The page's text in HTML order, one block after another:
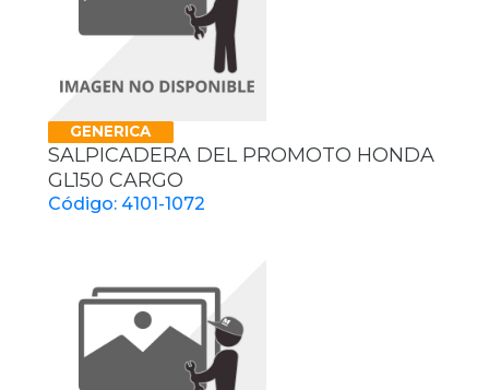
GENERICA
SALPICADERA DEL PROMOTO HONDA
GL150 CARGO
Código: 4101-1072